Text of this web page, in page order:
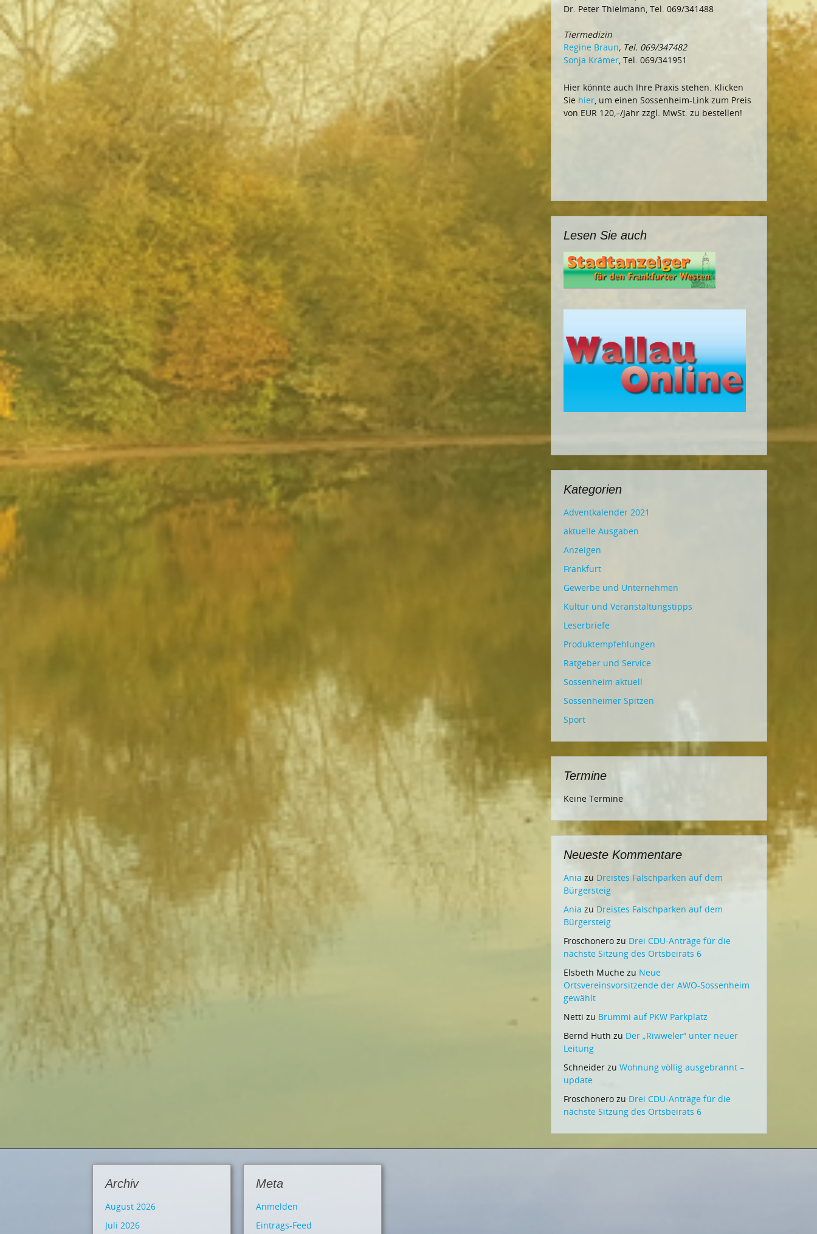
Dr. Peter Thielmann, Tel. 069/341488
Tiermedizin
Regine Braun, Tel. 069/347482
Sonja Krämer, Tel. 069/341951
Hier könnte auch Ihre Praxis stehen. Klicken
Sie hier, um einen Sossenheim-Link zum Preis
von EUR 120,–/Jahr zzgl. MwSt. zu bestellen!
Lesen Sie auch
Kategorien
Adventkalender 2021
aktuelle Ausgaben
Anzeigen
Frankfurt
Gewerbe und Unternehmen
Kultur und Veranstaltungstipps
Leserbriefe
Produktempfehlungen
Ratgeber und Service
Sossenheim aktuell
Sossenheimer Spitzen
Sport
Termine
Keine Termine
Neueste Kommentare
Ania zu Dreistes Falschparken auf dem
Bürgersteig
Ania zu Dreistes Falschparken auf dem
Bürgersteig
Froschonero zu Drei CDU-Anträge für die
nächste Sitzung des Ortsbeirats 6
Elsbeth Muche zu Neue
Ortsvereinsvorsitzende der AWO-Sossenheim
gewählt
Netti zu Brummi auf PKW Parkplatz
Bernd Huth zu Der „Riwweler“ unter neuer
Leitung
Schneider zu Wohnung völlig ausgebrannt –
update
Froschonero zu Drei CDU-Anträge für die
nächste Sitzung des Ortsbeirats 6
Archiv
August 2026
Juli 2026
Meta
Anmelden
Eintrags-Feed